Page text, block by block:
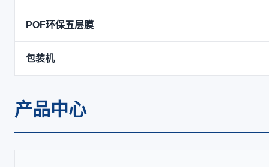
POF环保五层膜
包装机
产品中心